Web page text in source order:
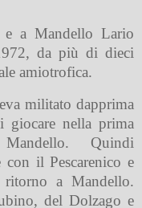
a Mandello Lario
da più di dieci
amiotrofica.
militato dapprima
giocare nella prima
. Quindi
con ilPescarenico e
a Mandello.
del Dolzago e